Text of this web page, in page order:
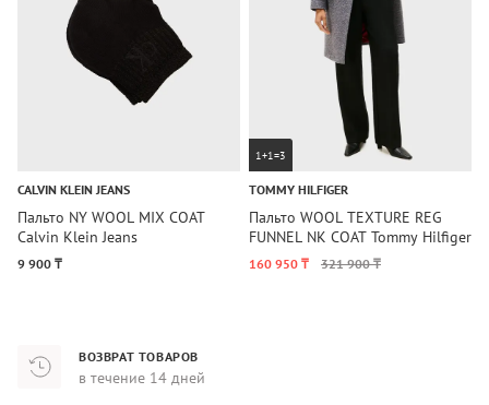
CALVIN KLEIN JEANS
Пальто NY WOOL MIX COAT
Calvin Klein Jeans
9 900 ₸
1+1=3
TOMMY HILFIGER
Пальто WOOL TEXTURE REG
FUNNEL NK COAT Tommy Hilfiger
160 950 ₸ 321 900 ₸
ВОЗВРАТ ТОВАРОВ
в течение 14 дней